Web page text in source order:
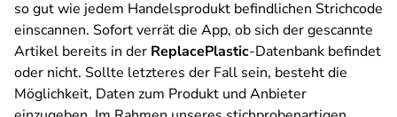
so gut wie jedem Handelsprodukt befindlichen Strichcode
einscannen. Sofort verrät die App, ob sich der gescannte
Artikel bereits in der ReplacePlastic-Datenbank befindet
oder nicht. Sollte letzteres der Fall sein, besteht die
Möglichkeit, Daten zum Produkt und Anbieter